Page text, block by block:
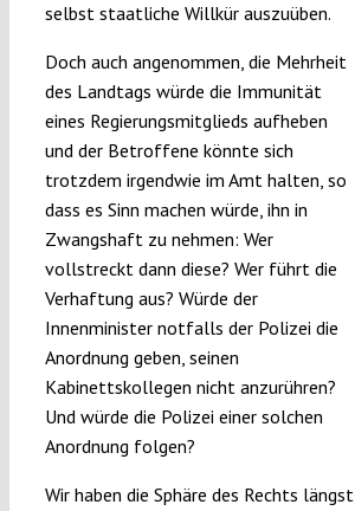
selbst staatliche Willkür auszuüben.
Doch auch angenommen, die Mehrheit
des Landtags würde die Immunität
eines Regierungsmitglieds aufheben
und der Betroffene könnte sich
trotzdem irgendwie im Amt halten, so
dass es Sinn machen würde, ihn in
Zwangshaft zu nehmen: Wer
vollstreckt dann diese? Wer führt die
Verhaftung aus? Würde der
Innenminister notfalls der Polizei die
Anordnung geben, seinen
Kabinettskollegen nicht anzurühren?
Und würde die Polizei einer solchen
Anordnung folgen?
Wir haben die Sphäre des Rechts längst